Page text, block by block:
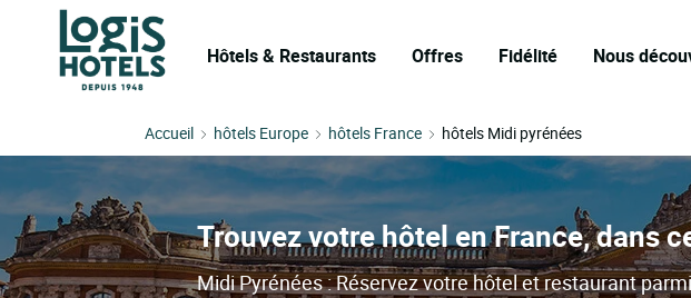
Hôtels & Restaurants Offres Fidélité Nous
Accueil hôtels Europe hôtels France hôtels Midi pyrénées
Trouvez votre hôtel en France, dans
Midi Pyrénées : Réservez votre hôtel et restaurant